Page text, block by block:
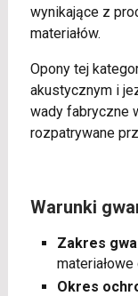
wynikające z
materiałów.
Opony tej
akustycznym i
wady fabryczne
rozpatrywane
Warunki
Zakres
materiałowe
Okres